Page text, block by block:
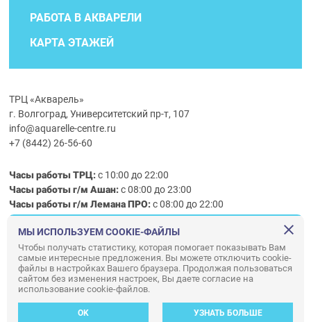
РАБОТА В АКВАРЕЛИ
КАРТА ЭТАЖЕЙ
ТРЦ «Акварель»
г. Волгоград, Университетский пр-т, 107
info@aquarelle-centre.ru
+7 (8442) 26-56-60
Часы работы ТРЦ:с 10:00 до 22:00
Часы работы г/м Ашан:с 08:00 до 23:00
Часы работыг/мЛемана ПРО:с 08:00 до 22:00
Правила посещения ТРЦ «Акварель»
ООО «АКВАРЕЛЬ»
© ООО «Акварель» 2010–2026. All right reserved.
Дизайн концепция сайта —
Адаптивный дизайн и программирование —34 ВЕБ
МЫ ИСПОЛЬЗУЕМ COOKIE-ФАЙЛЫ
Чтобы получать статистику, которая помогает показывать Вам
самые интересные предложения. Вы можете отключить cookie-
файлы в настройках Вашего браузера. Продолжая пользоваться
сайтом без изменения настроек, Вы даете согласие на
использование cookie-файлов.
OK УЗНАТЬ БОЛЬШЕ